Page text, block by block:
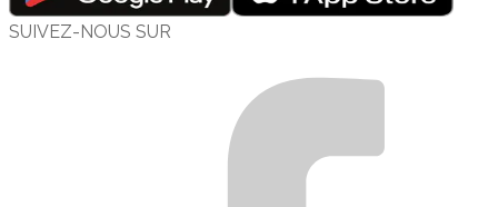
SUIVEZ-NOUS SUR